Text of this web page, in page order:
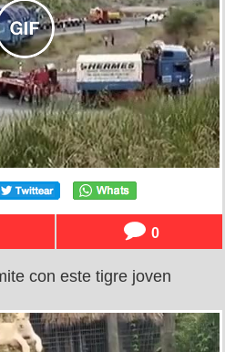
0
con este tigre joven